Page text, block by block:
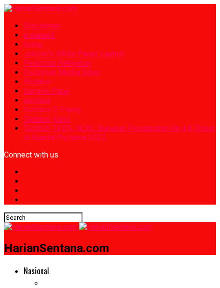
Disclaimer
e-paper2
home
Jokowi’s White Paper Launch
Pedoman Kebijakan
Pedoman Media Siber
Redaksi
Sample Page
sentana
Sentana E-Paper
Tentang Kami
Tumbuh 74,6%, NCKL Bukukan Pendapatan Rp 4,8 Triliun
di Kuartal Pertama 2023
Connect with us
HarianSentana.com
Nasional